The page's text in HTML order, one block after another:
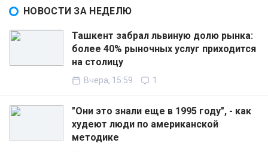
НОВОСТИ ЗА НЕДЕЛЮ
Ташкент забрал львиную долю рынка:
более 40% рыночных услуг приходится
на столицу
Вчера, 15:59 1
"Они это знали еще в 1995 году", - как
худеют люди по американской
методике